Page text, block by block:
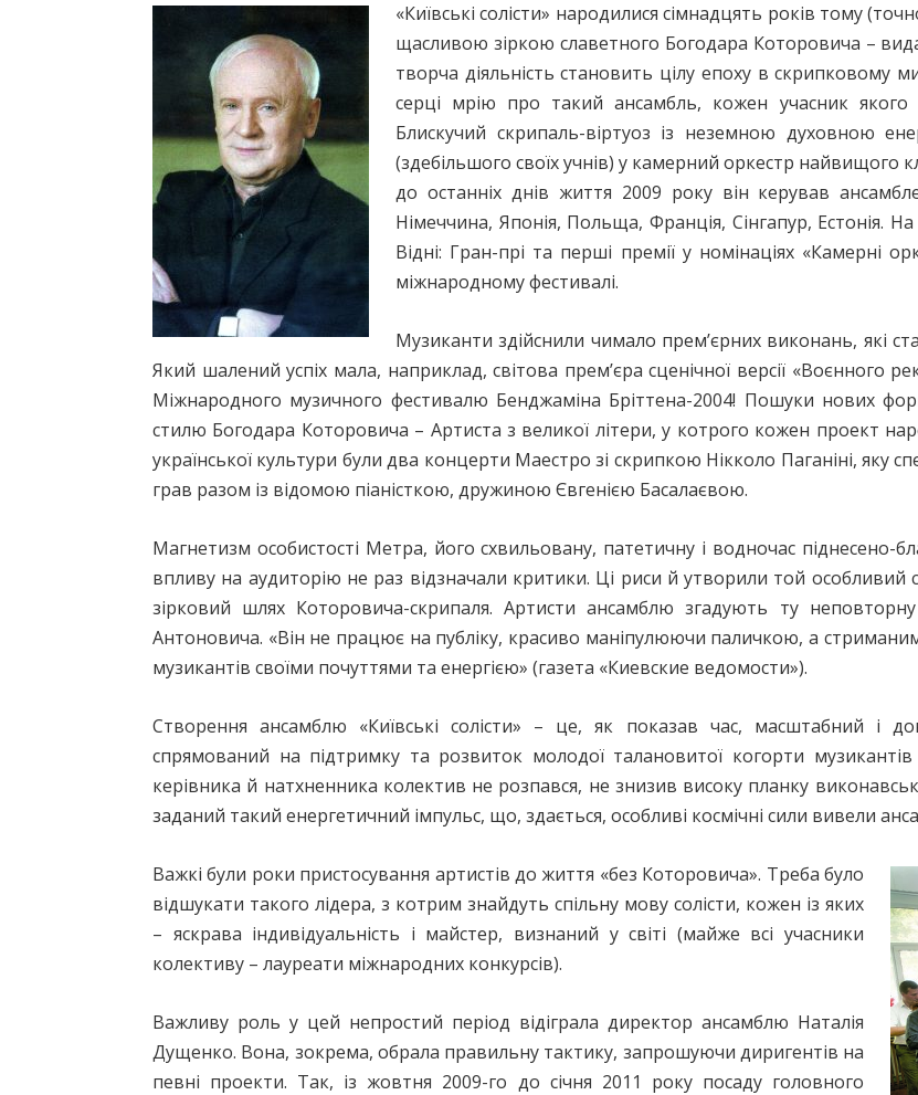
«Київські солісти» народилися сімнадцять років тому
щасливою зіркою славетного Богодара Которовича –
творча діяльність становить цілу епоху в скрипковому
серці мрію про такий ансамбль, кожен учасник якого
Блискучий скрипаль-віртуоз із неземною духовною
(здебільшого своїх учнів) у камерний оркестр найвищого
до останніх днів життя 2009 року він керував
Німеччина, Японія, Польща, Франція, Сінгапур, Естонія.
Відні: Гран-прі та перші премії у номінаціях «Камерні
міжнародному фестивалі.
Музиканти здійснили чимало прем’єрних виконань, які
Який шалений успіх мала, наприклад, світова прем’єра сценічної версії «Воєнного
Міжнародного музичного фестивалю Бенджаміна Бріттена-2004! Пошуки нових
стилю Богодара Которовича – Артиста з великої літери, у котрого кожен проект
української культури були два концерти Маестро зі скрипкою Нікколо Паганіні, яку
грав разом із відомою піаністкою, дружиною Євгенією Басалаєвою.
Магнетизм особистості Метра, його схвильовану, патетичну і водночас піднесено-
впливу на аудиторію не раз відзначали критики. Ці риси й утворили той
зірковий шлях Которовича-скрипаля. Артисти ансамблю згадують ту
Антоновича. «Він не працює на публіку, красиво маніпулюючи паличкою, а
музикантів своїми почуттями та енергією» (газета «Киевские ведомости»).
Створення ансамблю «Київські солісти» – це, як показав час, масштабний і
спрямований на підтримку та розвиток молодої талановитої когорти
керівника й натхненника колектив не розпався, не знизив високу планку
заданий такий енергетичний імпульс, що, здається, особливі космічні сили вивели
Важкі були роки пристосування артистів до життя «без Которовича». Треба було
відшукати такого лідера, з котрим знайдуть спільну мову солісти, кожен із яких
– яскрава індивідуальність і майстер, визнаний у світі (майже всі учасники
колективу – лауреати міжнародних конкурсів).
Важливу роль у цей непростий період відіграла директор ансамблю Наталія
Дущенко. Вона, зокрема, обрала правильну тактику, запрошуючи диригентів на
певні проекти. Так, із жовтня 2009-го до січня 2011 року посаду головного